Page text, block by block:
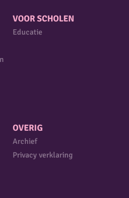
VOOR SCHOLEN
Educatie
OVERIG
Archief
Privacy verklaring